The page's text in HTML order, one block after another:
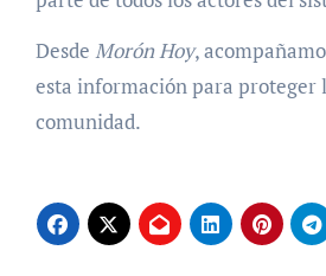
Desde Morón Hoy,
esta información para proteger
comunidad.